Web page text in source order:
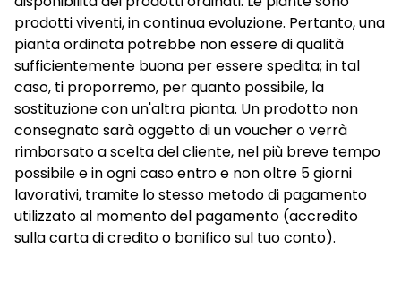
prodotti viventi, in continua evoluzione. Pertanto, una
pianta ordinata potrebbe non essere di qualità
sufficientemente buona per essere spedita; in tal
caso, ti proporremo, per quanto possibile, la
sostituzione con un'altra pianta. Un prodotto non
consegnato sarà oggetto di un voucher o verrà
rimborsato a scelta del cliente, nel più breve tempo
possibile e in ogni caso entro e non oltre 5 giorni
lavorativi, tramite lo stesso metodo di pagamento
utilizzato al momento del pagamento (accredito
sulla carta di credito o bonifico sul tuo conto).